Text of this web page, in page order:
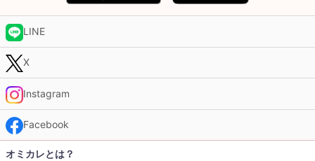
LINE
X
Instagram
Facebook
オミカレとは？